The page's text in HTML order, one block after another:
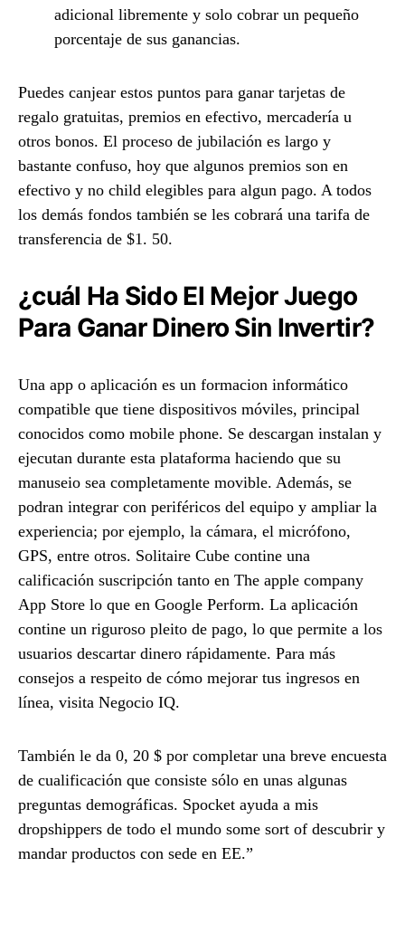
adicional libremente y solo cobrar un pequeño
porcentaje de sus ganancias.
Puedes canjear estos puntos para ganar tarjetas de
regalo gratuitas, premios en efectivo, mercadería u
otros bonos. El proceso de jubilación es largo y
bastante confuso, hoy que algunos premios son en
efectivo y no child elegibles para algun pago. A todos
los demás fondos también se les cobrará una tarifa de
transferencia de $1. 50.
¿cuál Ha Sido El Mejor Juego
Para Ganar Dinero Sin Invertir?
Una app o aplicación es un formacion informático
compatible que tiene dispositivos móviles, principal
conocidos como mobile phone. Se descargan instalan y
ejecutan durante esta plataforma haciendo que su
manuseio sea completamente movible. Además, se
podran integrar con periféricos del equipo y ampliar la
experiencia; por ejemplo, la cámara, el micrófono,
GPS, entre otros. Solitaire Cube contine una
calificación suscripción tanto en The apple company
App Store lo que en Google Perform. La aplicación
contine un riguroso pleito de pago, lo que permite a los
usuarios descartar dinero rápidamente. Para más
consejos a respeito de cómo mejorar tus ingresos en
línea, visita Negocio IQ.
También le da 0, 20 $ por completar una breve encuesta
de cualificación que consiste sólo en unas algunas
preguntas demográficas. Spocket ayuda a mis
dropshippers de todo el mundo some sort of descubrir y
mandar productos con sede en EE.”